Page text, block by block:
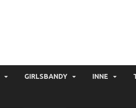
GIRLSBANDY INNE